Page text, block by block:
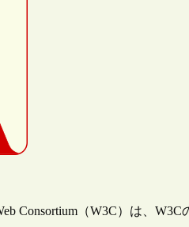
Consortium（W3C）は、